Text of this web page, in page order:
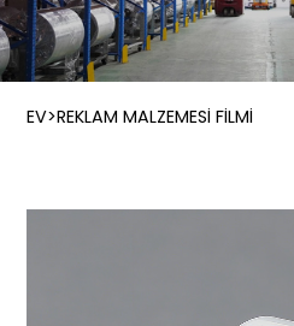
EV>REKLAM MALZEMESI FILMI